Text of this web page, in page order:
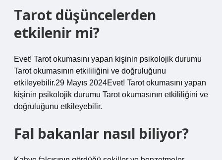
Tarot düşüncelerden
etkilenir mi?
Evet! Tarot okumasını yapan kişinin psikolojik durumu
Tarot okumasının etkililiğini ve doğruluğunu
etkileyebilir.29 Mayıs 2024Evet! Tarot okumasını yapan
kişinin psikolojik durumu Tarot okumasının etkililiğini ve
doğruluğunu etkileyebilir.
Fal bakanlar nasıl biliyor?